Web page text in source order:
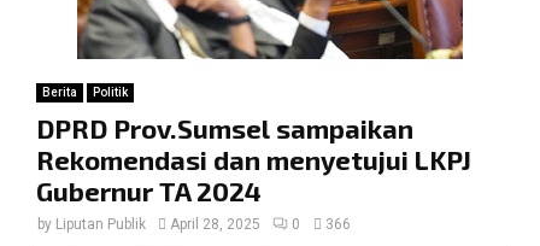
Berita Politik
DPRD Prov.Sumsel sampaikan
Rekomendasi dan menyetujui LKPJ
Gubernur TA 2024
by Liputan Publik April 28, 2025 0 366